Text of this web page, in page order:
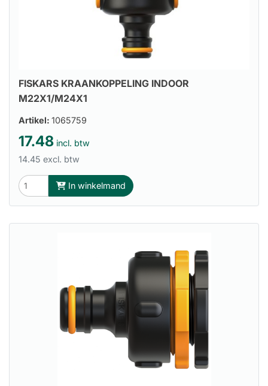
FISKARS KRAANKOPPELING INDOOR
M22X1/M24X1
Artikel: 1065759
17.48 incl. btw
14.45 excl. btw
In winkelmand